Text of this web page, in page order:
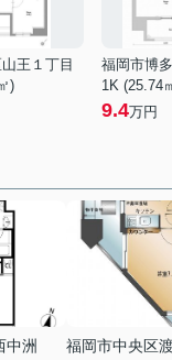
王１丁目
)
福岡市博
1K (25.74
9.4万円
中洲
福岡市中央区